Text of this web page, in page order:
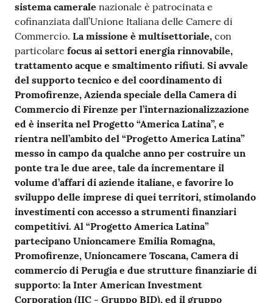
sistema camerale nazionale è patrocinata e
cofinanziata dall’Unione Italiana delle Camere di
Commercio. La missione è multisettoriale, con
particolare focus ai settori energia rinnovabile,
trattamento acque e smaltimento rifiuti. Si avvale
del supporto tecnico e del coordinamento di
Promofirenze, Azienda speciale della Camera di
Commercio di Firenze per l’internazionalizzazione
ed è inserita nel Progetto “America Latina”, e
rientra nell’ambito del “Progetto America Latina”
messo in campo da qualche anno per costruire un
ponte tra le due aree, tale da incrementare il
volume d’affari di aziende italiane, e favorire lo
sviluppo delle imprese di quei territori, stimolando
investimenti con accesso a strumenti finanziari
competitivi. Al “Progetto America Latina”
partecipano Unioncamere Emilia Romagna,
Promofirenze, Unioncamere Toscana, Camera di
commercio di Perugia e due strutture finanziarie di
supporto: la Inter American Investment
Corporation (IIC - Gruppo BID), ed il gruppo